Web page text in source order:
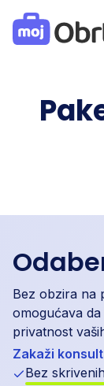
MojObrt - Moj
Bez obzira na
omogućava
privatnost
Zakaži
Bez